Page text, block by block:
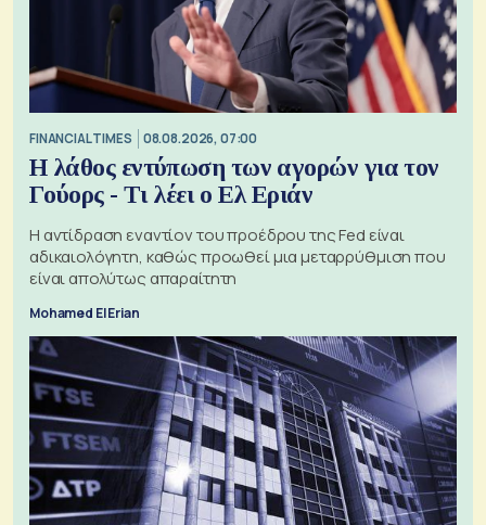
FINANCIAL TIMES 08.08.2026, 07:00
Η λάθος εντύπωση των αγορών για τον
Γούορς - Τι λέει ο Ελ Εριάν
Η αντίδραση εναντίον του προέδρου της Fed είναι
αδικαιολόγητη, καθώς προωθεί μια μεταρρύθμιση που
είναι απολύτως απαραίτητη
Mohamed El Erian